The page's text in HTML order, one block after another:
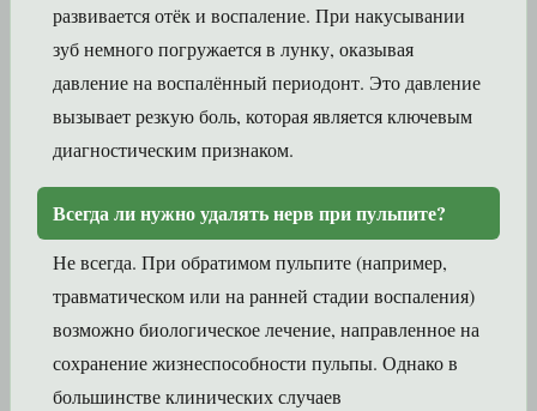
развивается отёк и воспаление. При накусывании
зуб немного погружается в лунку, оказывая
давление на воспалённый периодонт. Это давление
вызывает резкую боль, которая является ключевым
диагностическим признаком.
Всегда ли нужно удалять нерв при пульпите?
Не всегда. При обратимом пульпите (например,
травматическом или на ранней стадии воспаления)
возможно биологическое лечение, направленное на
сохранение жизнеспособности пульпы. Однако в
большинстве клинических случаев